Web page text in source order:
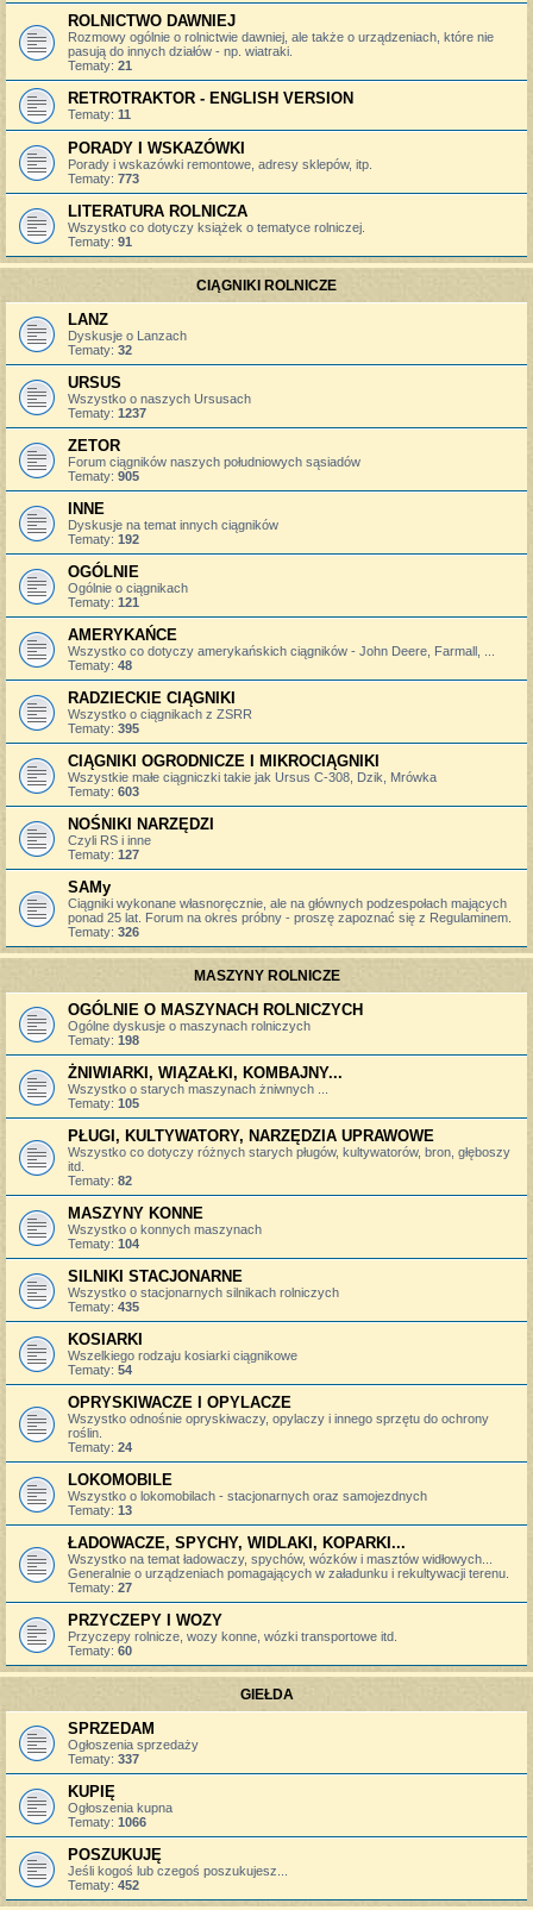
ROLNICTWO DAWNIEJ
Rozmowy ogólnie o rolnictwie dawniej, ale także o urządzeniach, które nie
pasują do innych działów - np. wiatraki.
Tematy: 21
RETROTRAKTOR - ENGLISH VERSION
Tematy: 11
PORADY I WSKAZÓWKI
Porady i wskazówki remontowe, adresy sklepów, itp.
Tematy: 773
LITERATURA ROLNICZA
Wszystko co dotyczy książek o tematyce rolniczej.
Tematy: 91
CIĄGNIKI ROLNICZE
LANZ
Dyskusje o Lanzach
Tematy: 32
URSUS
Wszystko o naszych Ursusach
Tematy: 1237
ZETOR
Forum ciągników naszych południowych sąsiadów
Tematy: 905
INNE
Dyskusje na temat innych ciągników
Tematy: 192
OGÓLNIE
Ogólnie o ciągnikach
Tematy: 121
AMERYKAŃCE
Wszystko co dotyczy amerykańskich ciągników - John Deere, Farmall, ...
Tematy: 48
RADZIECKIE CIĄGNIKI
Wszystko o ciągnikach z ZSRR
Tematy: 395
CIĄGNIKI OGRODNICZE I MIKROCIĄGNIKI
Wszystkie małe ciągniczki takie jak Ursus C-308, Dzik, Mrówka
Tematy: 603
NOŚNIKI NARZĘDZI
Czyli RS i inne
Tematy: 127
SAMy
Ciągniki wykonane własnoręcznie, ale na głównych podzespołach mających
ponad 25 lat. Forum na okres próbny - proszę zapoznać się z Regulaminem.
Tematy: 326
MASZYNY ROLNICZE
OGÓLNIE O MASZYNACH ROLNICZYCH
Ogólne dyskusje o maszynach rolniczych
Tematy: 198
ŻNIWIARKI, WIĄZAŁKI, KOMBAJNY...
Wszystko o starych maszynach żniwnych ...
Tematy: 105
PŁUGI, KULTYWATORY, NARZĘDZIA UPRAWOWE
Wszystko co dotyczy różnych starych pługów, kultywatorów, bron, głęboszy
itd.
Tematy: 82
MASZYNY KONNE
Wszystko o konnych maszynach
Tematy: 104
SILNIKI STACJONARNE
Wszystko o stacjonarnych silnikach rolniczych
Tematy: 435
KOSIARKI
Wszelkiego rodzaju kosiarki ciągnikowe
Tematy: 54
OPRYSKIWACZE I OPYLACZE
Wszystko odnośnie opryskiwaczy, opylaczy i innego sprzętu do ochrony
roślin.
Tematy: 24
LOKOMOBILE
Wszystko o lokomobilach - stacjonarnych oraz samojezdnych
Tematy: 13
ŁADOWACZE, SPYCHY, WIDLAKI, KOPARKI...
Wszystko na temat ładowaczy, spychów, wózków i masztów widłowych...
Generalnie o urządzeniach pomagających w załadunku i rekultywacji terenu.
Tematy: 27
PRZYCZEPY I WOZY
Przyczepy rolnicze, wozy konne, wózki transportowe itd.
Tematy: 60
GIEŁDA
SPRZEDAM
Ogłoszenia sprzedaży
Tematy: 337
KUPIĘ
Ogłoszenia kupna
Tematy: 1066
POSZUKUJĘ
Jeśli kogoś lub czegoś poszukujesz...
Tematy: 452